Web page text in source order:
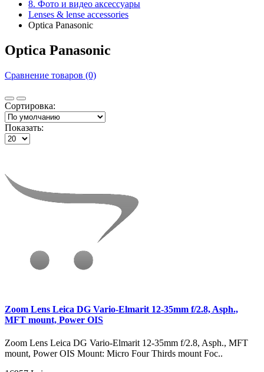
8. Фото и видео аксессуары
Lenses & lense accessories
Optica Panasonic
Optica Panasonic
Сравнение товаров (0)
Сортировка:
Показать:
Zoom Lens Leica DG Vario-Elmarit 12-35mm f/2.8, Asph.,
MFT mount, Power OIS
Zoom Lens Leica DG Vario-Elmarit 12-35mm f/2.8, Asph., MFT
mount, Power OIS Mount: Micro Four Thirds mount Foc..